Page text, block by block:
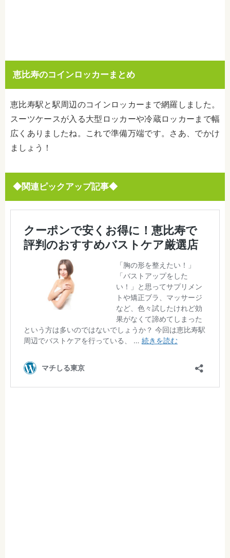
恵比寿のコインロッカーまとめ
恵比寿駅と駅周辺のコインロッカーまで網羅しました。
スーツケースが入る大型ロッカーや冷蔵ロッカーまで幅
広くありましたね。これで準備万端です。さあ、でかけ
ましょう！
◆関連ピックアップ記事◆